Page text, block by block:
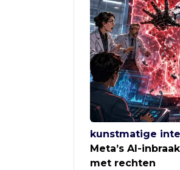
kunstmatige
Meta’s AI-
met rechten